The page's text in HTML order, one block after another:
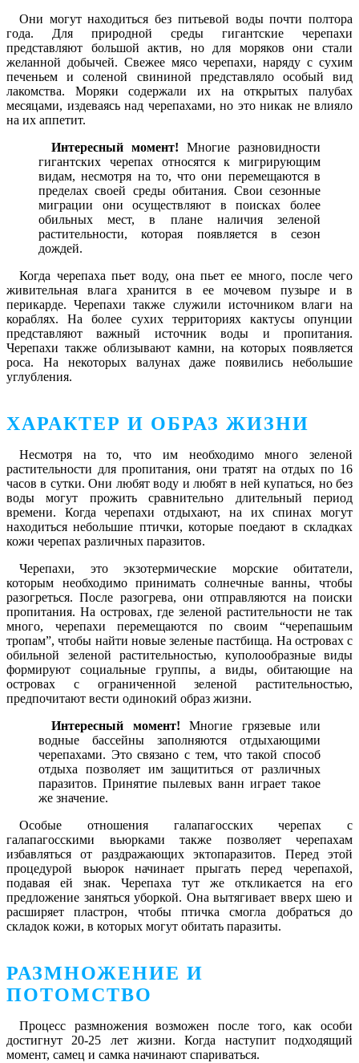
Они могут находиться без питьевой воды почти полтора
года. Для природной среды гигантские черепахи
представляют большой актив, но для моряков они стали
желанной добычей. Свежее мясо черепахи, наряду с сухим
печеньем и соленой свининой представляло особый вид
лакомства. Моряки содержали их на открытых палубах
месяцами, издеваясь над черепахами, но это никак не влияло
на их аппетит.
Интересный момент! Многие разновидности
гигантских черепах относятся к мигрирующим
видам, несмотря на то, что они перемещаются в
пределах своей среды обитания. Свои сезонные
миграции они осуществляют в поисках более
обильных мест, в плане наличия зеленой
растительности, которая появляется в сезон
дождей.
Когда черепаха пьет воду, она пьет ее много, после чего
живительная влага хранится в ее мочевом пузыре и в
перикарде. Черепахи также служили источником влаги на
кораблях. На более сухих территориях кактусы опунции
представляют важный источник воды и пропитания.
Черепахи также облизывают камни, на которых появляется
роса. На некоторых валунах даже появились небольшие
углубления.
ХАРАКТЕР И ОБРАЗ ЖИЗНИ
Несмотря на то, что им необходимо много зеленой
растительности для пропитания, они тратят на отдых по 16
часов в сутки. Они любят воду и любят в ней купаться, но без
воды могут прожить сравнительно длительный период
времени. Когда черепахи отдыхают, на их спинах могут
находиться небольшие птички, которые поедают в складках
кожи черепах различных паразитов.
Черепахи, это экзотермические морские обитатели,
которым необходимо принимать солнечные ванны, чтобы
разогреться. После разогрева, они отправляются на поиски
пропитания. На островах, где зеленой растительности не так
много, черепахи перемещаются по своим “черепашьим
тропам”, чтобы найти новые зеленые пастбища. На островах с
обильной зеленой растительностью, куполообразные виды
формируют социальные группы, а виды, обитающие на
островах с ограниченной зеленой растительностью,
предпочитают вести одинокий образ жизни.
Интересный момент! Многие грязевые или
водные бассейны заполняются отдыхающими
черепахами. Это связано с тем, что такой способ
отдыха позволяет им защититься от различных
паразитов. Принятие пылевых ванн играет такое
же значение.
Особые отношения галапагосских черепах с
галапагосскими вьюрками также позволяет черепахам
избавляться от раздражающих эктопаразитов. Перед этой
процедурой вьюрок начинает прыгать перед черепахой,
подавая ей знак. Черепаха тут же откликается на его
предложение заняться уборкой. Она вытягивает вверх шею и
расширяет пластрон, чтобы птичка смогла добраться до
складок кожи, в которых могут обитать паразиты.
РАЗМНОЖЕНИЕ И
ПОТОМСТВО
Процесс размножения возможен после того, как особи
достигнут 20-25 лет жизни. Когда наступит подходящий
момент, самец и самка начинают спариваться.